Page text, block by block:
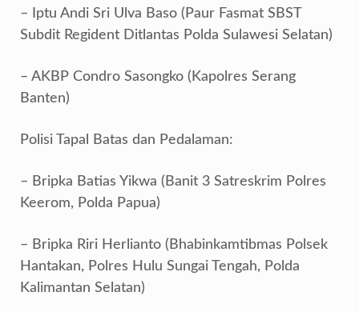
– ⁠Iptu Andi Sri Ulva Baso (Paur Fasmat SBST
Subdit Regident Ditlantas Polda Sulawesi Selatan)
– ⁠AKBP Condro Sasongko (Kapolres Serang
Banten)
Polisi Tapal Batas dan Pedalaman:
– Bripka Batias Yikwa (Banit 3 Satreskrim Polres
Keerom, Polda Papua)
– Bripka Riri Herlianto (Bhabinkamtibmas Polsek
Hantakan, Polres Hulu Sungai Tengah, Polda
Kalimantan Selatan)